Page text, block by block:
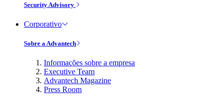
Security Advisory
Corporativo
Sobre a Advantech
Informações sobre a empresa
Executive Team
Advantech Magazine
Press Room